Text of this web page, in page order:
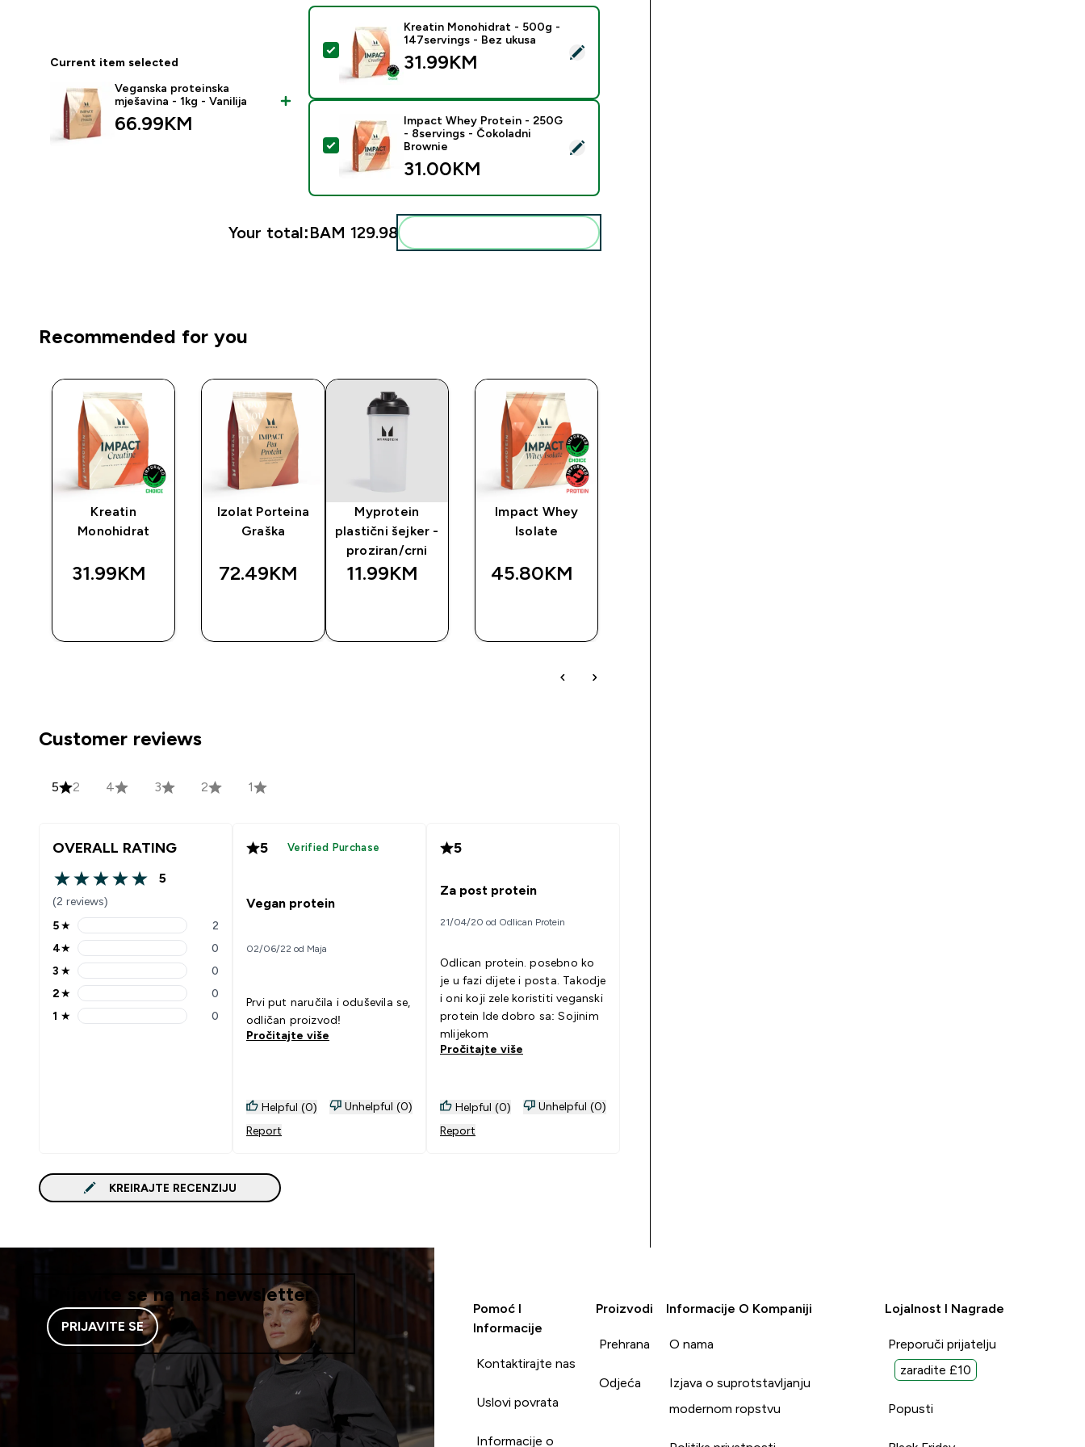
Current item selected
Veganska proteinska
mješavina - 1kg - Vanilija
66.99KM‎
Select this product - Kreatin Monohidrat - 500g - 147servings - Bez ukusa
Kreatin Monohidrat - 500g -
147servings - Bez ukusa
31.99KM‎
Select this product - Impact Whey Protein - 250G - 8servings - Čokoladni Brownie
Impact Whey Protein - 250G
- 8servings - Čokoladni
Brownie
31.00KM‎
Your total:BAM 129.98‎
Recommended for you
Kreatin
Monohidrat
31.99KM‎
Izolat Porteina
Graška
72.49KM‎
Myprotein
plastični šejker -
proziran/crni
11.99KM‎
Impact Whey
Isolate
45.80KM‎
Customer reviews
5 2 4 3 2 1
OVERALL RATING
5 out of 5 stars
5
(2 reviews)
5 stars rating 2 reviews
5★ 2
4 stars rating 0 reviews
4★ 0
3 stars rating 0 reviews
3 ★ 0
2 stars rating 0 reviews
2★ 0
1 stars rating 0 reviews
1 ★ 0
5 Verified Purchase
Vegan protein
02/06/22 od Maja
Prvi put naručila i oduševila se,
odličan proizvod!
Pročitajte više
Helpful (0)
Unhelpful (0)
Report
5
Za post protein
21/04/20 od Odlican Protein
Odlican protein. posebno ko
je u fazi dijete i posta. Takodje
i oni koji zele koristiti veganski
protein Ide dobro sa: Sojinim
mlijekom
Pročitajte više
Helpful (0)
Unhelpful (0)
Report
KREIRAJTE RECENZIJU
Prijavite se na naš newsletter
PRIJAVITE SE
Pomoć I
Informacije
Kontaktirajte nas
Uslovi povrata
Informacije o
Proizvodi
Prehrana
Odjeća
Informacije O Kompaniji
O nama
Izjava o suprotstavljanju
modernom ropstvu
Lojalnost I Nagrade
Preporuči prijatelju
zaradite £10
Popusti